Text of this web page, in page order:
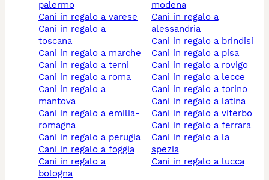
palermo
cani in regalo a varese
cani in regalo a
toscana
cani in regalo a marche
cani in regalo a terni
cani in regalo a roma
cani in regalo a
mantova
cani in regalo a emilia-
romagna
cani in regalo a perugia
cani in regalo a foggia
cani in regalo a
bologna
modena
cani in regalo a
alessandria
cani in regalo a brindisi
cani in regalo a pisa
cani in regalo a rovigo
cani in regalo a lecce
cani in regalo a torino
cani in regalo a latina
cani in regalo a viterbo
cani in regalo a ferrara
cani in regalo a la
spezia
cani in regalo a lucca